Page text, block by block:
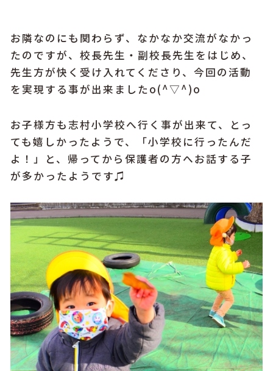
お隣なのにも関わらず、なかなか交流がなかっ
たのですが、校長先生・副校長先生をはじめ、
先生方が快く受け入れてくださり、今回の活動
を実現する事が出来ましたo(^▽^)o
お子様方も志村小学校へ行く事が出来て、とっ
ても嬉しかったようで、「小学校に行ったんだ
よ！」と、帰ってから保護者の方へお話する子
が多かったようです♫